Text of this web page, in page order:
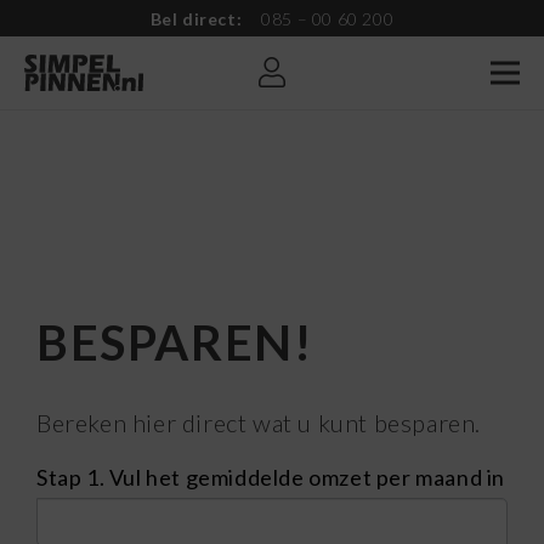
Bel direct: 085 – 00 60 200
BESPAREN!
Bereken hier direct wat u kunt besparen.
besparen
Stap 1. Vul het gemiddelde omzet per maand in